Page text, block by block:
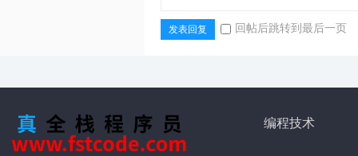
发表回复 回帖后跳转到最后一页
编程技术